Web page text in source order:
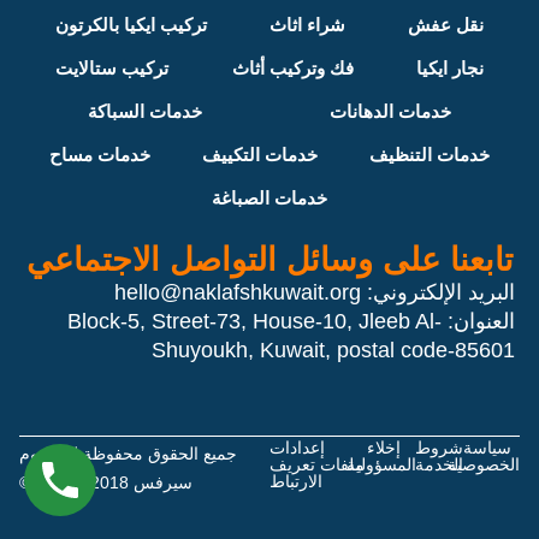
نقل عفش شراء اثاث تركيب ايكيا بالكرتون
نجار ايكيا فك وتركيب أثاث تركيب ستالايت
خدمات الدهانات خدمات السباكة
خدمات التنظيف خدمات التكييف خدمات مساح
خدمات الصباغة
تابعنا على وسائل التواصل الاجتماعي
البريد الإلكتروني: hello@naklafshkuwait.org
العنوان: Block-5, Street-73, House-10, Jleeb Al-
Shuyoukh, Kuwait, postal code-85601
سياسة
الخصوصية
شروط
الخدمة
إخلاء
المسؤولية
إعدادات
ملفات تعريف
الارتباط
جميع الحقوق محفوظة لدي هوم
سيرفس 2018 - 2026 ©